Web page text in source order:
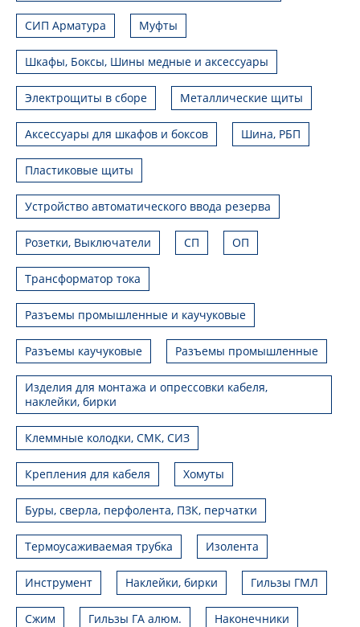
СИП Арматура Муфты
Шкафы, Боксы, Шины медные и аксессуары
Электрощиты в сборе Металлические щиты
Аксессуары для шкафов и боксов Шина, РБП
Пластиковые щиты
Устройство автоматического ввода резерва
Розетки, Выключатели СП ОП
Трансформатор тока
Разъемы промышленные и каучуковые
Разъемы каучуковые Разъемы промышленные
Изделия для монтажа и опрессовки кабеля,
наклейки, бирки
Клеммные колодки, СМК, СИЗ
Крепления для кабеля Хомуты
Буры, сверла, перфолента, ПЗК, перчатки
Термоусаживаемая трубка Изолента
Инструмент Наклейки, бирки Гильзы ГМЛ
Сжим Гильзы ГА алюм. Наконечники